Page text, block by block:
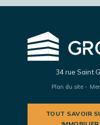
34 rue Saint
Plan du site
TOUT SAVOIR